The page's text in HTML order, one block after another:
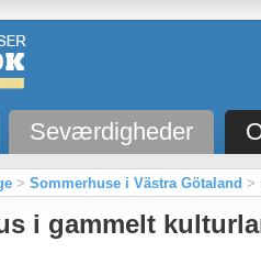
Seværdigheder
> Sommerhuse i Västra Götaland >
i gammelt